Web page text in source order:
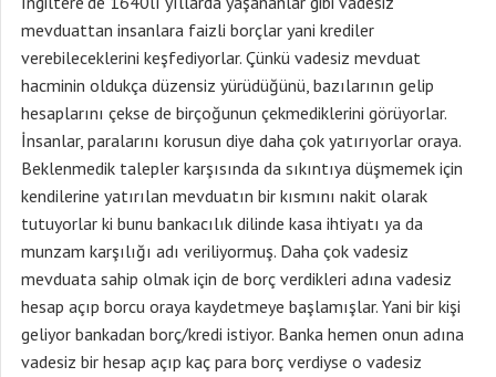
mevduattan insanlara faizli borçlar yani krediler
verebileceklerini keşfediyorlar. Çünkü vadesiz mevduat
hacminin oldukça düzensiz yürüdüğünü, bazılarının gelip
hesaplarını çekse de birçoğunun çekmediklerini görüyorlar.
İnsanlar, paralarını korusun diye daha çok yatırıyorlar oraya.
Beklenmedik talepler karşısında da sıkıntıya düşmemek için
kendilerine yatırılan mevduatın bir kısmını nakit olarak
tutuyorlar ki bunu bankacılık dilinde kasa ihtiyatı ya da
munzam karşılığı adı veriliyormuş. Daha çok vadesiz
mevduata sahip olmak için de borç verdikleri adına vadesiz
hesap açıp borcu oraya kaydetmeye başlamışlar. Yani bir kişi
geliyor bankadan borç/kredi istiyor. Banka hemen onun adına
vadesiz bir hesap açıp kaç para borç verdiyse o vadesiz